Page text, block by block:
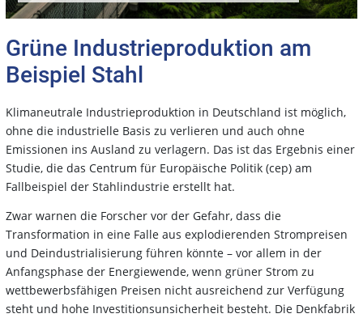
Grüne Industrieproduktion am
Beispiel Stahl
Klimaneutrale Industrieproduktion in Deutschland ist möglich,
ohne die industrielle Basis zu verlieren und auch ohne
Emissionen ins Ausland zu verlagern. Das ist das Ergebnis einer
Studie, die das Centrum für Europäische Politik (cep) am
Fallbeispiel der Stahlindustrie erstellt hat.
Zwar warnen die Forscher vor der Gefahr, dass die
Transformation in eine Falle aus explodierenden Strompreisen
und Deindustrialisierung führen könnte – vor allem in der
Anfangsphase der Energiewende, wenn grüner Strom zu
wettbewerbsfähigen Preisen nicht ausreichend zur Verfügung
steht und hohe Investitionsunsicherheit besteht. Die Denkfabrik